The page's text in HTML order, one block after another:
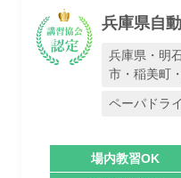
兵庫県自
兵庫県・明
市・稲美町
ペーパドラ
場内教習OK